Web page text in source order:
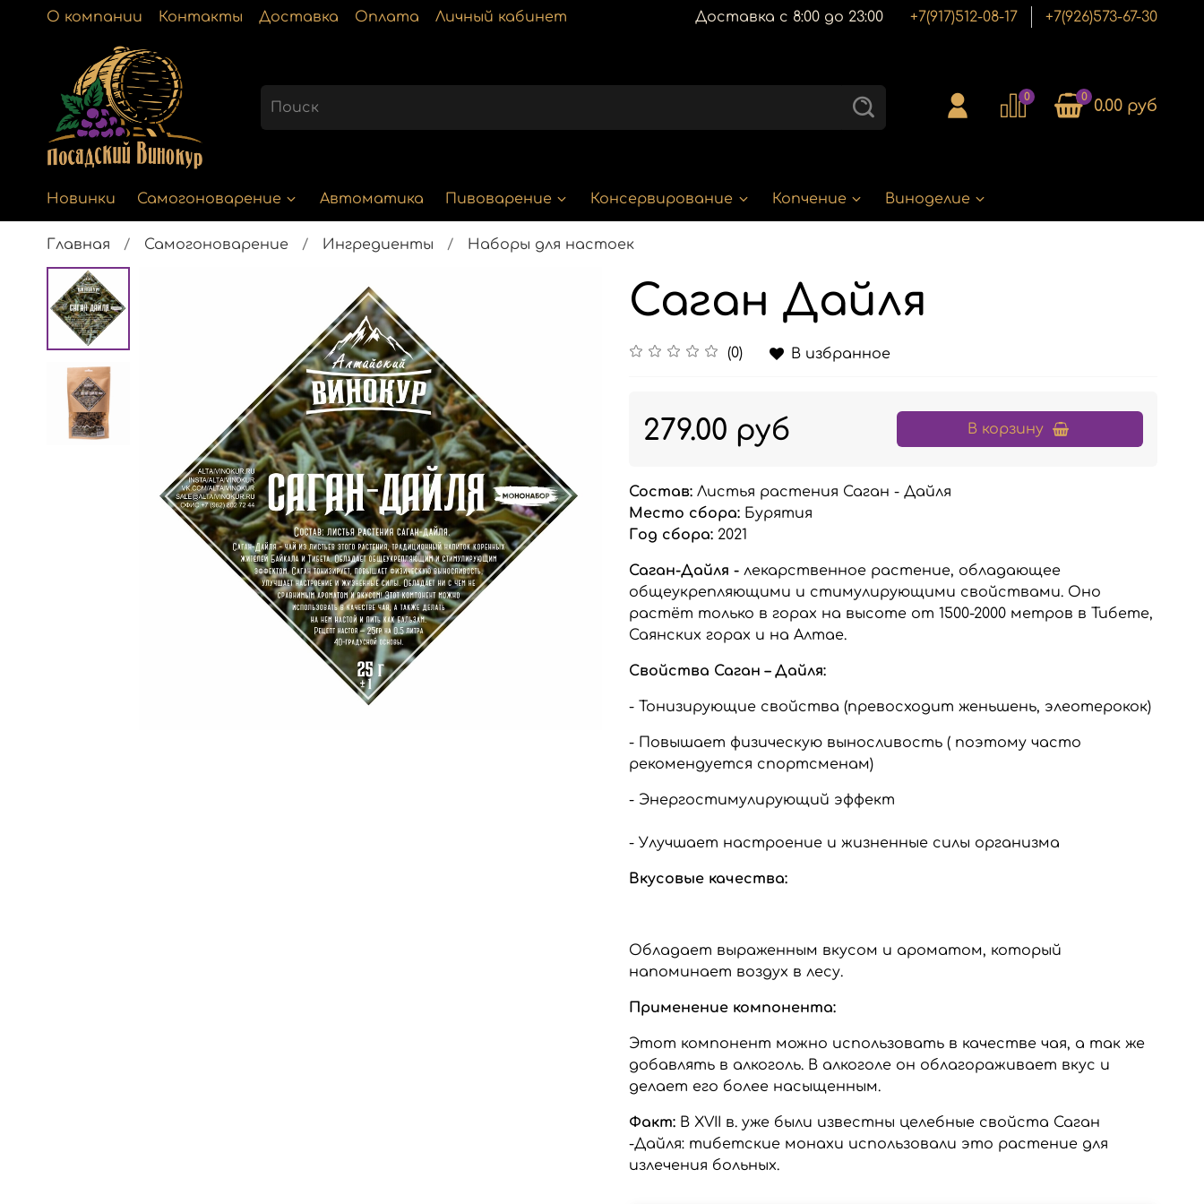
О компании Контакты Доставка Оплата Личный кабинет Доставка с 8:00 до 23:00 +7(917)512-08-17 +7(926)573-67-30
0 0 0.00 руб
Новинки Самогоноварение Автоматика Пивоварение Консервирование Копчение Виноделие
Главная Самогоноварение Ингредиенты Наборы для настоек
Саган Дайля
(0) В избранное
279.00 руб В корзину
Состав: Листья растения Саган - Дайля
Место сбора: Бурятия
Год сбора: 2021
Саган-Дайля - лекарственное растение, обладающее
общеукрепляющими и стимулирующими свойствами. Оно
растёт только в горах на высоте от 1500-2000 метров в Тибете,
Саянских горах и на Алтае.
Свойства Саган – Дайля:
- Тонизирующие свойства (превосходит женьшень, элеотерокок)
- Повышает физическую выносливость ( поэтому часто
рекомендуется спортсменам)
- Энергостимулирующий эффект
- Улучшает настроение и жизненные силы организма
Вкусовые качества:
Обладает выраженным вкусом и ароматом, который
напоминает воздух в лесу.
Применение компонента:
Этот компонент можно использовать в качестве чая, а так же
добавлять в алкоголь. В алкоголе он облагораживает вкус и
делает его более насыщенным.
Факт: В XVII в. уже были известны целебные свойста Саган
-Дайля: тибетские монахи использовали это растение для
излечения больных.